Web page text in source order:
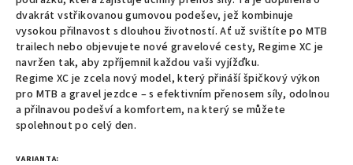
dvakrát vstřikovanou gumovou podešev, jež kombinuje
vysokou přilnavost s dlouhou životností. Ať už svištíte po MTB
trailech nebo objevujete nové gravelové cesty, Regime XC je
navržen tak, aby zpříjemnil každou vaši vyjížďku.
Regime XC je zcela nový model, který přináší špičkový výkon
pro MTB a gravel jezdce – s efektivním přenosem síly, odolnou
a přilnavou podešví a komfortem, na který se můžete
spolehnout po celý den.
VARIANTA: